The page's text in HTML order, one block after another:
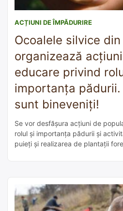
ACȚIUNI DE ÎMPĂDURIRE
Ocoalele silvice din
organizează
educare privind
importanța
sunt bineveniți!
Se vor desfășura acțiuni de
rolul și importanța pădurii și
puieți și realizarea de plantații
sunt bineveniți! Mai multe info […]